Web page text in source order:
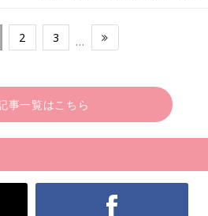
2 3 …
事一覧はこちら